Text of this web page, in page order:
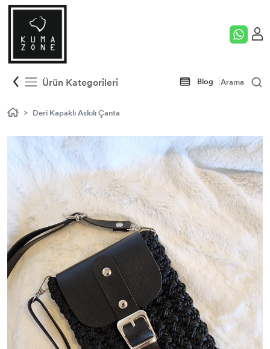
Ürün Kategorileri Blog Arama
Deri Kapaklı Askılı Çanta
Peştemal
Plaj Havlusu
Çelik Kelepçe
Çelik Kolye
Çelik Bileklik
Deri Bileklik